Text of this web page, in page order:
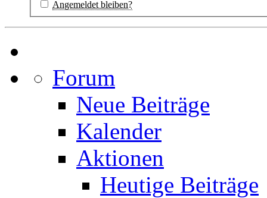
Angemeldet bleiben?
Forum
Neue Beiträge
Kalender
Aktionen
Heutige Beiträge